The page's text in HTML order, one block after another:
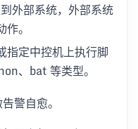
外部系统，外部系统
。
指定中控机上执行脚
、bat 等类型。
警自愈。